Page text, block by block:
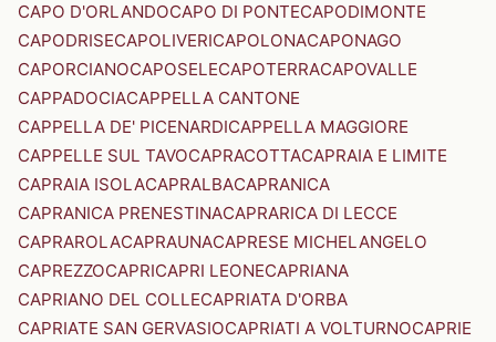
CAPO D'ORLANDOCAPO DI PONTECAPODIMONTE
CAPODRISECAPOLIVERICAPOLONACAPONAGO
CAPORCIANOCAPOSELECAPOTERRACAPOVALLE
CAPPADOCIACAPPELLA CANTONE
CAPPELLA DE' PICENARDICAPPELLA MAGGIORE
CAPPELLE SUL TAVOCAPRACOTTACAPRAIA E LIMITE
CAPRAIA ISOLACAPRALBACAPRANICA
CAPRANICA PRENESTINACAPRARICA DI LECCE
CAPRAROLACAPRAUNACAPRESE MICHELANGELO
CAPREZZOCAPRICAPRI LEONECAPRIANA
CAPRIANO DEL COLLECAPRIATA D'ORBA
CAPRIATE SAN GERVASIOCAPRIATI A VOLTURNOCAPRIE